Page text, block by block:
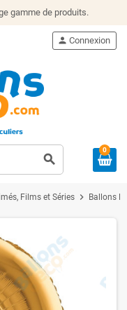
gamme de produits.
search
person Connexion
0
Films et Séries chevron_right Ballons